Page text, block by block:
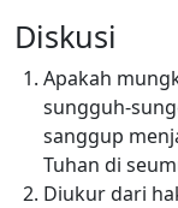
Diskusi
Apakah
sungguh-
sanggup
Tuhan di
Diukur dari